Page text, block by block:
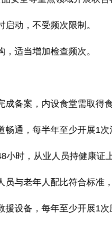
启动，不受频次限制。
，适当增加检查频次。
成备案，内设食堂需取得
畅通，每半年至少开展1次
小时，从业人员持健康证
员与老年人配比符合标准
援设备，每年至少开展1次